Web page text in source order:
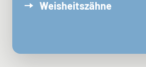
Weisheitszähne